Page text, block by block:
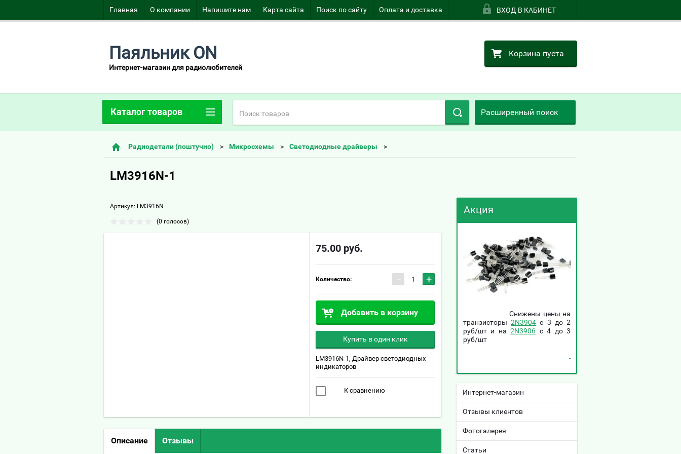
Главная О компании Напишите нам Карта сайта Поиск по сайту Оплата и доставка ВХОД В КАБИНЕТ
Паяльник ON
Интернет-магазин для радиолюбителей
Корзина пуста
Расширенный поиск
Радиодетали (поштучно) Микросхемы Светодиодные драйверы
LM3916N-1
Артикул: LM3916N
(0 голосов)
75.00 руб.
Количество: − +
Добавить в корзину
Купить в один клик
LM3916N-1, Драйвер светодиодных
индикаторов
К сравнению
Описание Отзывы
Каталог товаров
Акция
Снижены цены на
транзисторы2N3904 c 3 до 2
руб/шт и на2N3906 c 4 до 3
руб/шт
Интернет-магазин
Отзывы клиентов
Фотогалерея
Статьи